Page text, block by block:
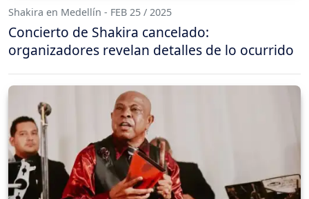
Shakira en Medellín - FEB 25 / 2025
Concierto de Shakira cancelado:
organizadores revelan detalles de lo ocurrido